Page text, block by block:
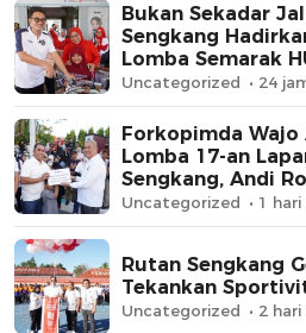
Bukan Sekadar
Sengkang
Lomba Semarak
Uncategorized 24
Forkopimda Wajo
Lomba 17-an
Sengkang, Andi
Krupuk
Uncategorized 1
Rutan Sengkang
Tekankan
Uncategorized 2